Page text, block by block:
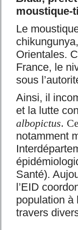
moustique-
Le
Orientales.
France, le
sous
Ainsi, il
et la lutte
albopictus.
notamment
Santé).
l’EID
population à
travers